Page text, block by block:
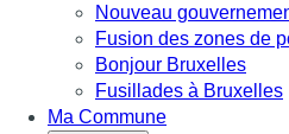
Nouveau
Fusion des zones de
Bonjour Bruxelles
Fusillades à Bruxelles
Ma Commune